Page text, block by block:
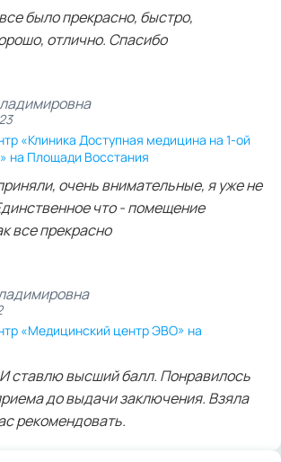
было прекрасно, быстро,
отлично. Спасибо
«Клиника Доступная медицина на 1-ой
на Площади Восстания
очень внимательные, я уже не
что - помещение
все прекрасно
«Медицинский центр ЭВО» на
ставлю высший балл. Понравилось
до выдачи заключения. Взяла
рекомендовать.